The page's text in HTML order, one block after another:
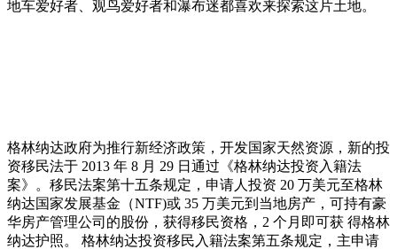
地车爱好者、观鸟爱好者和瀑布迷都喜欢来探索这片土地。
格林纳达政府为推行新经济政策，开发国家天然资源，新的投
资移民法于 2013 年 8 月 29 日通过《格林纳达投资入籍法
案》。移民法案第十五条规定，申请人投资 20 万美元至格林
纳达国家发展基金（NTF)或 35 万美元到当地房产，可持有豪
华房产管理公司的股份，获得移民资格，2 个月即可获 得格林
纳达护照。 格林纳达投资移民入籍法案第五条规定，主申请